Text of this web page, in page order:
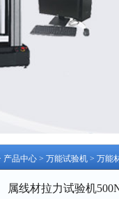
产品中心 > 万能试验机 > 万能
属线材拉力试验机